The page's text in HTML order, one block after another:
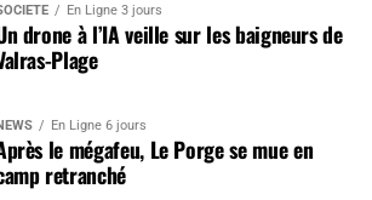
En Ligne 3 jours
drone à l’IA veille sur les baigneurs de
Plage
En Ligne 6 jours
le mégafeu, Le Porge se mue en
retranché